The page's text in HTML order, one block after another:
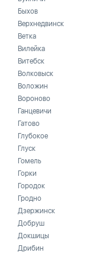
Быхов
Верхнедвинск
Ветка
Вилейка
Витебск
Волковыск
Воложин
Вороново
Ганцевичи
Гатово
Глубокое
Глуск
Гомель
Горки
Городок
Гродно
Дзержинск
Добруш
Докшицы
Дрибин